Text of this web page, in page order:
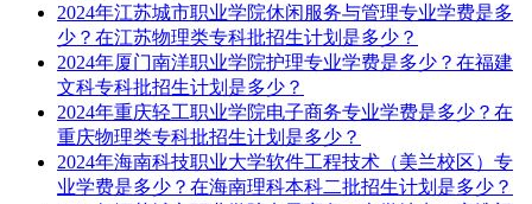
2024年江苏城市职业学院休闲服务与管理专业学费是多
少？在江苏物理类专科批招生计划是多少？
2024年厦门南洋职业学院护理专业学费是多少？在福建
文科专科批招生计划是多少？
2024年重庆轻工职业学院电子商务专业学费是多少？在
重庆物理类专科批招生计划是多少？
2024年海南科技职业大学软件工程技术（美兰校区）专
业学费是多少？在海南理科本科二批招生计划是多少？